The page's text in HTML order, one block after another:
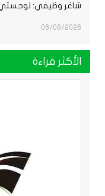
شاغر وظيفي:
06/08/2026
الأكثر قراءة